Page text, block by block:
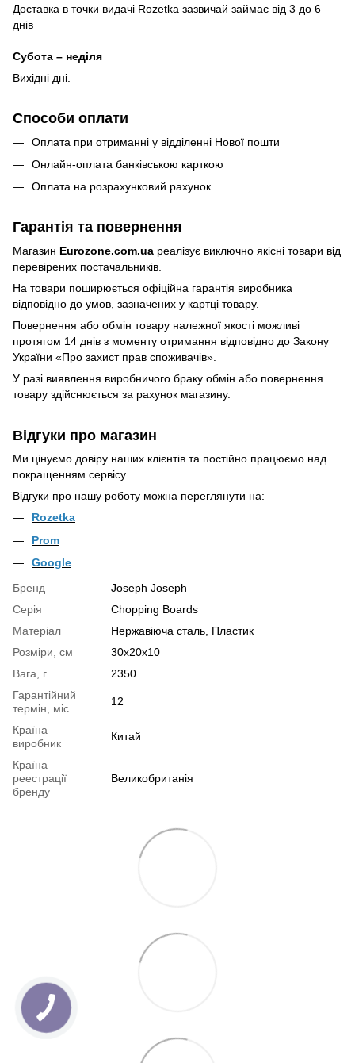
Доставка в точки видачі Rozetka зазвичай займає від 3 до 6
днів
Субота – неділя
Вихідні дні.
Способи оплати
Оплата при отриманні у відділенні Нової пошти
Онлайн-оплата банківською карткою
Оплата на розрахунковий рахунок
Гарантія та повернення
Магазин Eurozone.com.ua реалізує виключно якісні товари від
перевірених постачальників.
На товари поширюється офіційна гарантія виробника
відповідно до умов, зазначених у картці товару.
Повернення або обмін товару належної якості можливі
протягом 14 днів з моменту отримання відповідно до Закону
України «Про захист прав споживачів»
У разі виявлення виробничого браку обмін або повернення
товару здійснюється за рахунок магазину.
Відгуки про магазин
Ми цінуємо довіру наших клієнтів та постійно працюємо над
покращенням сервісу.
Відгуки про нашу роботу можна переглянути на:
Rozetka
Prom
Google
Бренд
Joseph Joseph
Серія
Chopping Boards
Матеріал
Нержавіюча сталь Пластик
Розміри, см
30х20х10
Вага, г
2350
Гарантійний
термін, міс.
12
Країна
виробник
Китай
Країна
реестрації
бренду
Великобританія